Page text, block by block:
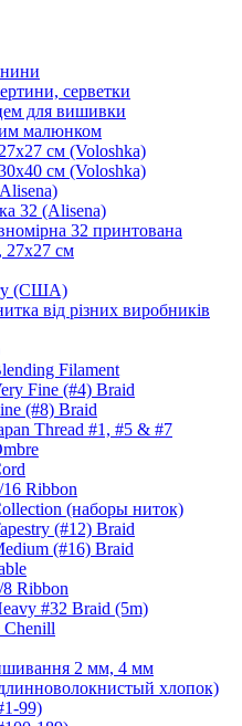
серветки
для вишивки
малюнком
см (Voloshka)
см (Voloshka)
32 (Alisena)
32 принтована
27х27 см
(США)
від різних виробників
Filament
Fine (#4) Braid
(#8) Braid
Thread #1, #5 & #7
Ribbon
(наборы ниток)
(#12) Braid
(#16) Braid
Ribbon
#32 Braid (5m)
2 мм, 4 мм
хлопок)
99)